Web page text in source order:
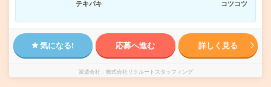
テキパキ
コツコツ
気になる! 応募へ進む 詳しく見る
派遣会社 株式会社リクルートスタッフィング